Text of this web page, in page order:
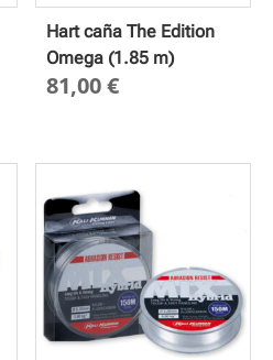
Hart caña The Edition
Omega (1.85 m)
81,00€